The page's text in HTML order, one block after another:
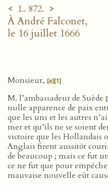
< L. 872. >
À André Falconet,
le 16 juillet 1666
Monsieur, [a][1]
M. l’ambassadeur de Suède
nulle apparence de paix
que les uns et les autres
mer et qu’ils ne se soient
victoire que les Hollandais
Anglais firent aussitôt
de beaucoup ; mais ce fut
ce ne fut que pour
mauvaise nouvelle eût